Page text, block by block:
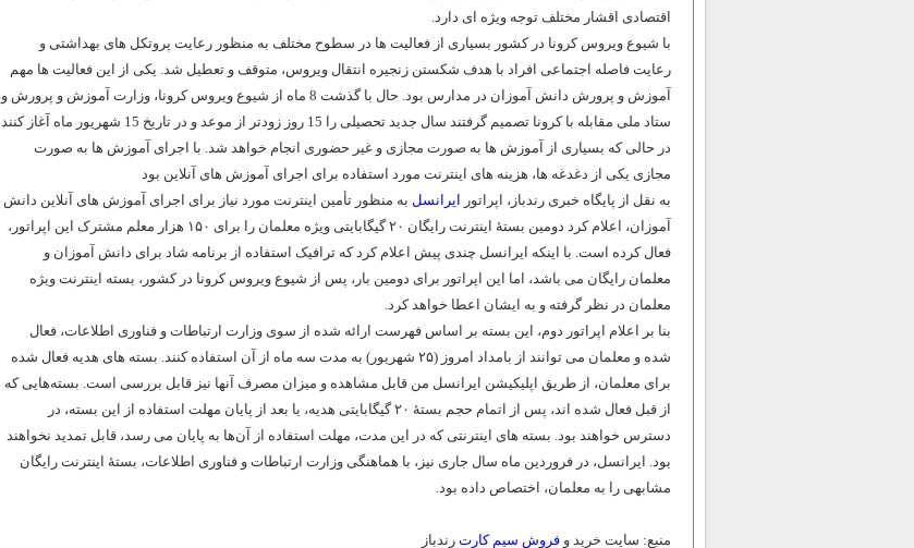
اقتصادی اقشار مختلف توجه ویژه ای دارد.
با شیوع ویروس کرونا در کشور بسیاری از فعالیت ها در سطوح مختلف به منظور رعایت پروتکل های بهداشتی و
رعایت فاصله اجتماعی افراد با هدف شکستن زنجیره انتقال ویروس، متوقف و تعطیل شد. یکی از این فعالیت ها مهم
آموزش و پرورش دانش آموزان در مدارس بود. حال با گذشت 8 ماه از شیوع ویروس کرونا، وزارت آموزش و پرورش و
ستاد ملی مقابله با کرونا تصمیم گرفتند سال جدید تحصیلی را 15 روز زودتر از موعد و در تاریخ 15 شهریور ماه آغاز کنند
در حالی که بسیاری از آموزش ها به صورت مجازی و غیر حضوری انجام خواهد شد. با اجرای آموزش ها به صورت
مجازی یکی از دغدغه ها، هزینه های اینترنت مورد استفاده برای اجرای آموزش های آنلاین بود
به نقل از پایگاه خبری رندباز، اپراتور ایرانسل به منظور تأمین اینترنت مورد نیاز برای اجرای آموزش‌ های آنلاین دانش
آموزان، اعلام کرد دومین بستۀ اینترنت رایگان ۲۰ گیگابایتی ویژه معلمان را برای ۱۵۰ هزار معلم مشترک این اپراتور،
فعال کرده است. با اینکه ایرانسل چندی پیش اعلام کرد که ترافیک استفاده از برنامه شاد برای دانش آموزان و
معلمان رایگان می باشد، اما این اپراتور برای دومین بار، پس از شیوع ویروس کرونا در کشور، بسته اینترنت ویژه
معلمان در نظر گرفته و به ایشان اعطا خواهد کرد.
بنا بر اعلام اپراتور دوم، این بسته بر اساس فهرست ارائه شده از سوی وزارت ارتباطات و فناوری اطلاعات، فعال
شده و معلمان می ‌توانند از بامداد امروز (۲۵ شهریور) به مدت سه ماه از آن استفاده کنند. بسته ‌های هدیه فعال شده
برای معلمان، از طریق اپلیکیشن ایرانسل من قابل مشاهده و میزان مصرف آنها نیز قابل بررسی است. بسته‌هایی که
از قبل فعال شده ‌اند، پس از اتمام حجم بستۀ ۲۰ گیگابایتی هدیه، یا بعد از پایان مهلت استفاده از این بسته، در
دسترس خواهند بود. بسته‌ های اینترنتی که در این مدت، مهلت استفاده از آن‌ها به پایان می‌ رسد، قابل تمدید نخواهند
بود. ایرانسل، در فروردین ماه سال جاری نیز، با هماهنگی وزارت ارتباطات و فناوری اطلاعات، بستۀ اینترنت رایگان
مشابهی را به معلمان، اختصاص داده بود.
منبع: سایت خرید و فروش سیم کارت رندباز